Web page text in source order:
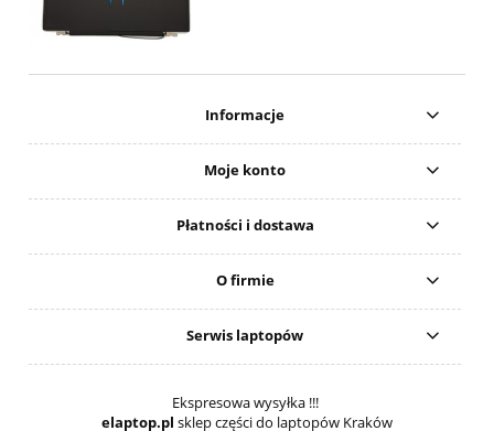
Informacje
Moje konto
Płatności i dostawa
O firmie
Serwis laptopów
Ekspresowa wysyłka !!!
elaptop.pl sklep części do laptopów Kraków